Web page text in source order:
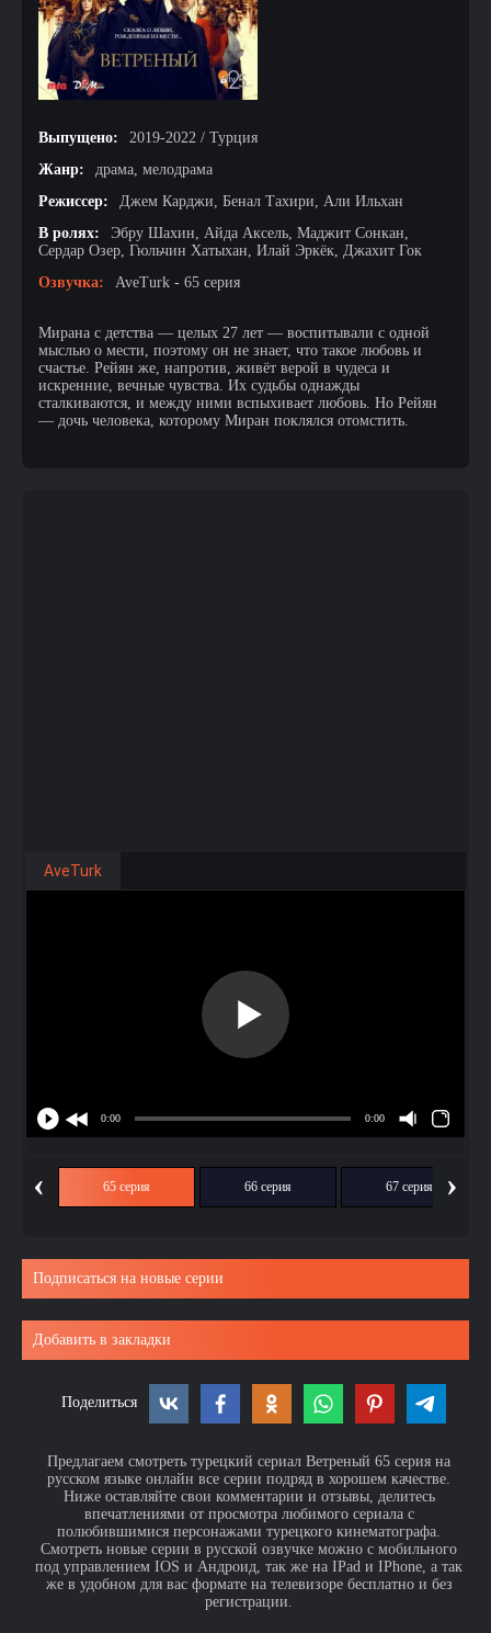
Выпущено:
2019-2022 / Турция
Жанр:
драма, мелодрама
Режиссер:
Джем Карджи, Бенал Тахири, Али Ильхан
В ролях:
Эбру Шахин, Айда Аксель, Маджит Сонкан,
Сердар Озер, Гюльчин Хатыхан, Илай Эркёк, Джахит Гок
Озвучка:
AveTurk - 65 серия
Мирана с детства — целых 27 лет — воспитывали с одной
мыслью о мести, поэтому он не знает, что такое любовь и
счастье. Рейян же, напротив, живёт верой в чудеса и
искренние, вечные чувства. Их судьбы однажды
сталкиваются, и между ними вспыхивает любовь. Но Рейян
— дочь человека, которому Миран поклялся отомстить.
AveTurk
‹ 65 серия 66 серия 67 серия ›
Подписаться на новые серии
Добавить в закладки
Поделиться
Предлагаем смотреть турецкий сериал Ветреный 65 серия на
русском языке онлайн все серии подряд в хорошем качестве.
Ниже оставляйте свои комментарии и отзывы, делитесь
впечатлениями от просмотра любимого сериала с
полюбившимися персонажами турецкого кинематографа.
Смотреть новые серии в русской озвучке можно с мобильного
под управлением IOS и Андроид, так же на IPad и IPhone, а так
же в удобном для вас формате на телевизоре бесплатно и без
регистрации.